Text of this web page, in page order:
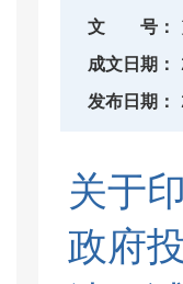
文
号：
成文日期：
发布日期：
关于
政府